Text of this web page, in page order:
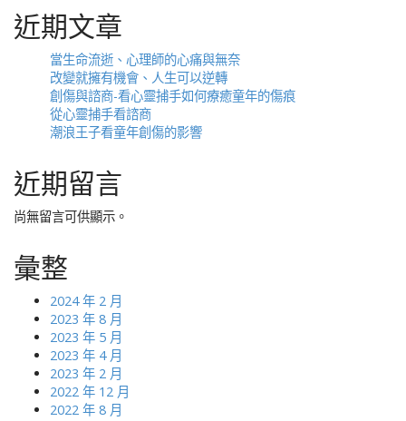
n
a
i
o
n
近期文章
當生命流逝、心理師的心痛與無奈
改變就擁有機會、人生可以逆轉
創傷與諮商-看心靈捕手如何療癒童年的傷痕
從心靈捕手看諮商
潮浪王子看童年創傷的影響
近期留言
尚無留言可供顯示。
彙整
2024 年 2 月
2023 年 8 月
2023 年 5 月
2023 年 4 月
2023 年 2 月
2022 年 12 月
2022 年 8 月